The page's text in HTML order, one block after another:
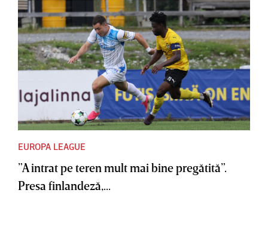
EUROPA LEAGUE
”A intrat pe teren mult mai bine pregătită”.
Presa finlandeză,...